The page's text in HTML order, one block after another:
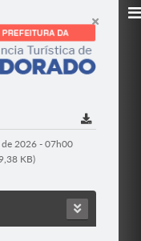
de 2026 - 07h00
KB)